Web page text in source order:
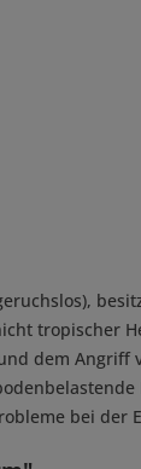
tropischer
dem
bei der